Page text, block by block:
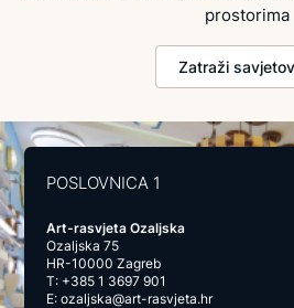
prostorima
Zatraži
POSLOVNICA 1
Art-rasvjeta Ozaljska
Ozaljska 75
HR-10000 Zagreb
T: +385 1 3697 901
E:ozaljska@art-rasvjeta.hr